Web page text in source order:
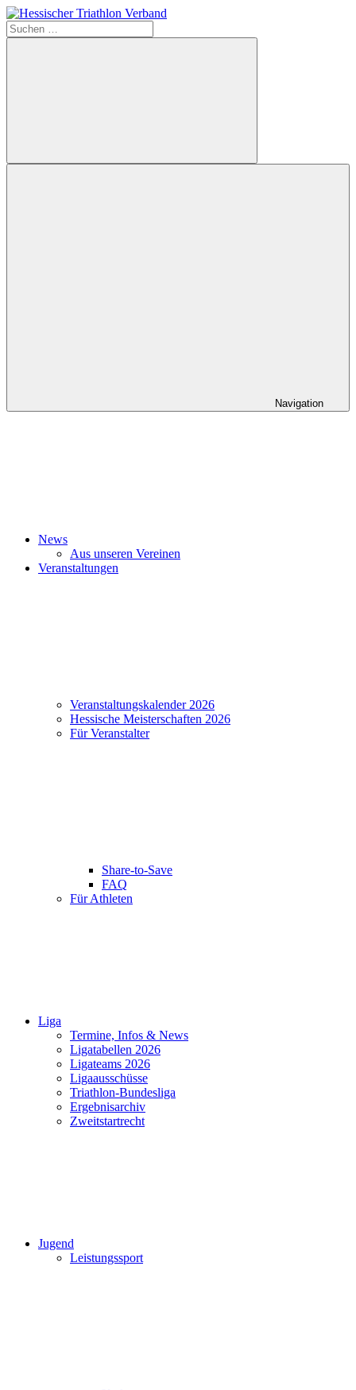
Zum
Inhalt
springen
Hessischer
Suchen
nach:
Suchen
Navigation
News
Aus unseren Vereinen
Veranstaltungen
Veranstaltungskalender 2026
Hessische Meisterschaften 2026
Für Veranstalter
Share-to-Save
FAQ
Für Athleten
Liga
Termine, Infos & News
Ligatabellen 2026
Ligateams 2026
Ligaausschüsse
Triathlon-Bundesliga
Ergebnisarchiv
Zweitstartrecht
Jugend
Leistungssport